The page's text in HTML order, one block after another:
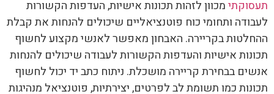
תעסוקתימכוון לזהות תכונות אישיות, העדפות הקשורות
לעבודה ותחומי כוח פוטנציאליים שיכולים להנחות את קבלת
ההחלטות בקריירה. האבחון מאפשר לאנשי מקצוע לחשוף
תכונות אישיות והעדפות הקשורות לעבודה שיכולים להנחות
אנשים בבחירת קריירה מושכלת. ניתוח כתב יד יכול לחשוף
תכונות כמו תשומת לב לפרטים, יצירתיות, פוטנציאל מנהיגות